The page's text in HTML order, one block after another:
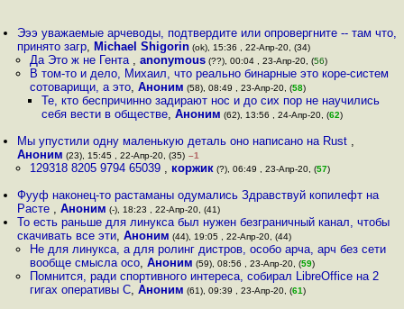
Эээ уважаемые арчеводы, подтвердите или опровергните -- там что,
принято загр, Michael Shigorin (ok), 15:36 , 22-Апр-20, (34)
Да Это ж не Гента , anonymous(??), 00:04 , 23-Апр-20, (56)
В том-то и дело, Михаил, что реально бинарные это коре-систем
сотоварищи, а это, Аноним (58), 08:49 , 23-Апр-20, (58)
Те, кто беспричинно задирают нос и до сих пор не научились
себя вести в обществе, Аноним (62), 13:56 , 24-Апр-20, (62)
Мы упустили одну маленькую деталь оно написано на Rust ,
Аноним (23), 15:45 , 22-Апр-20, (35) –1
129318 8205 9794 65039 , коржик(?), 06:49 , 23-Апр-20, (57)
Фууф наконец-то растаманы одумались Здравствуй копилефт на
Расте ,Аноним (-), 18:23 , 22-Апр-20, (41)
То есть раньше для линукса был нужен безграничный канал, чтобы
скачивать все эти,Аноним (44), 19:05 , 22-Апр-20, (44)
Не для линукса, а для ролинг дистров, особо арча, арч без сети
вообще смысла осо, Аноним (59), 08:56 , 23-Апр-20, (59)
Помнится, ради спортивного интереса, собирал LibreOffice на 2
гигах оперативы С, Аноним (61), 09:39 , 23-Апр-20, (61)